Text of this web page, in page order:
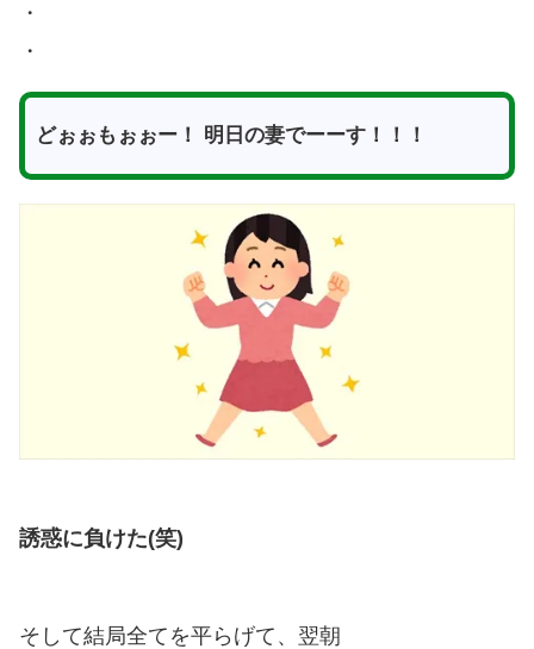
・
・
どぉぉもぉぉー！ 明日の妻でーーす！！！
誘惑に負けた(笑)
そして結局全てを平らげて、翌朝